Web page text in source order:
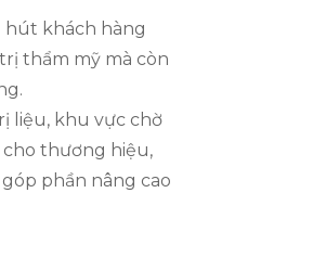
hút khách hàng
thẩm mỹ mà còn
liệu, khu vực chờ
thương hiệu,
phần nâng cao